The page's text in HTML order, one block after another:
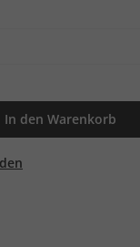
In den Warenkorb